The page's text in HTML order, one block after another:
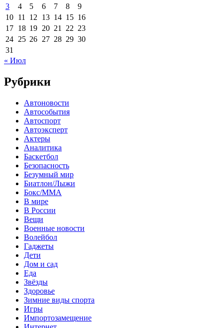
3
4 5 6 7 8
9
10 11 12 13 14 15 16
17 18 19 20 21 22 23
24 25 26 27 28 29 30
31
« Июл
Рубрики
Автоновости
Автособытия
Автоспорт
Автоэксперт
Актеры
Аналитика
Баскетбол
Безопасность
Безумный мир
Биатлон/Лыжи
Бокс/MMA
В мире
В России
Вещи
Военные новости
Волейбол
Гаджеты
Дети
Дом и сад
Еда
Звёзды
Здоровье
Зимние виды спорта
Игры
Импортозамещение